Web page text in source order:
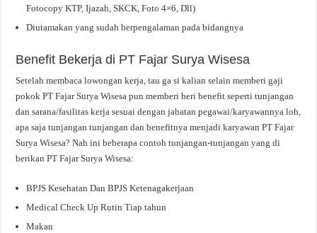
Fotocopy KTP, Ijazah, SKCK, Foto 4×6, Dll)
Diutamakan yang sudah berpengalaman pada bidangnya
Benefit Bekerja di PT Fajar Surya Wisesa
Setelah membaca lowongan kerja, tau ga si kalian selain memberi gaji
pokok PT Fajar Surya Wisesa pun memberi beri benefit seperti tunjangan
dan sarana/fasilitas kerja sesuai dengan jabatan pegawai/karyawannya loh,
apa saja tunjangan tunjangan dan benefitnya menjadi karyawan PT Fajar
Surya Wisesa? Nah ini beberapa contoh tunjangan-tunjangan yang di
berikan PT Fajar Surya Wisesa:
BPJS Kesehatan Dan BPJS Ketenagakerjaan
Medical Check Up Rutin Tiap tahun
Makan